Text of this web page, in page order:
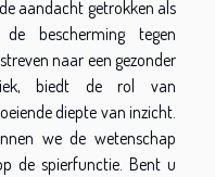
aandacht getrokken als
bescherming tegen
naar een gezonder
biedt de rol van
diepte van inzicht.
we de wetenschap
de spierfunctie. Bent u